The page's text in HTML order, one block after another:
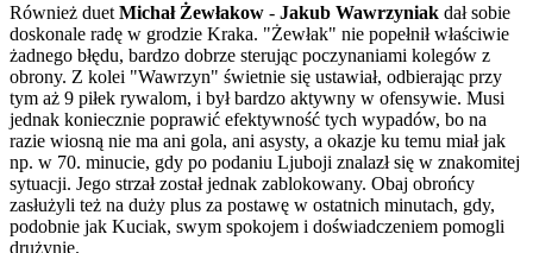
Również duet Michał Żewłakow - Jakub Wawrzyniak dał sobie
doskonale radę w grodzie Kraka. "Żewłak" nie popełnił właściwie
żadnego błędu, bardzo dobrze sterując poczynaniami kolegów z
obrony. Z kolei "Wawrzyn" świetnie się ustawiał, odbierając przy
tym aż 9 piłek rywalom, i był bardzo aktywny w ofensywie. Musi
jednak koniecznie poprawić efektywność tych wypadów, bo na
razie wiosną nie ma ani gola, ani asysty, a okazje ku temu miał jak
np. w 70. minucie, gdy po podaniu Ljuboji znalazł się w znakomitej
sytuacji. Jego strzał został jednak zablokowany. Obaj obrońcy
zasłużyli też na duży plus za postawę w ostatnich minutach, gdy,
podobnie jak Kuciak, swym spokojem i doświadczeniem pomogli
drużynie.